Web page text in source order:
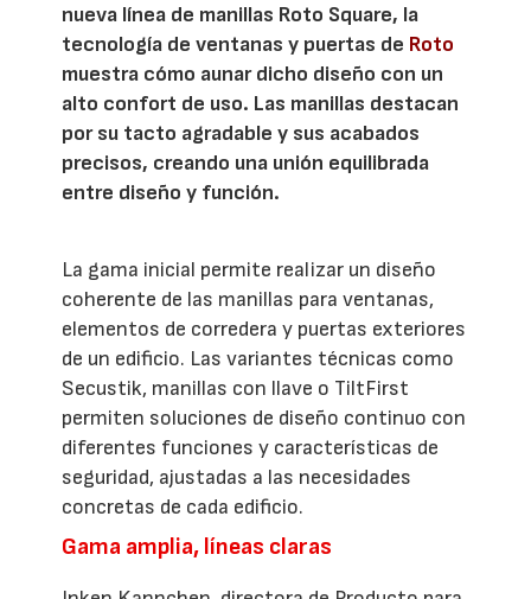
nueva línea de manillas Roto Square, la
tecnología de ventanas y puertas de Roto
muestra cómo aunar dicho diseño con un
alto confort de uso. Las manillas destacan
por su tacto agradable y sus acabados
precisos, creando una unión equilibrada
entre diseño y función.
La gama inicial permite realizar un diseño
coherente de las manillas para ventanas,
elementos de corredera y puertas exteriores
de un edificio. Las variantes técnicas como
Secustik, manillas con llave o TiltFirst
permiten soluciones de diseño continuo con
diferentes funciones y características de
seguridad, ajustadas a las necesidades
concretas de cada edificio.
Gama amplia, líneas claras